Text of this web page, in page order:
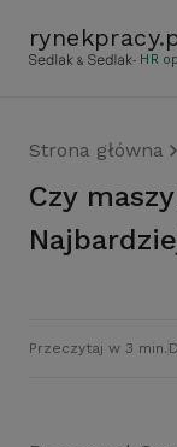
rynekpracy.
- HR
Strona główna
Czy maszyna zastąpi człowieka?
Przeczytaj w 3 min.